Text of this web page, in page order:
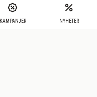
KAMPANJER NYHETER